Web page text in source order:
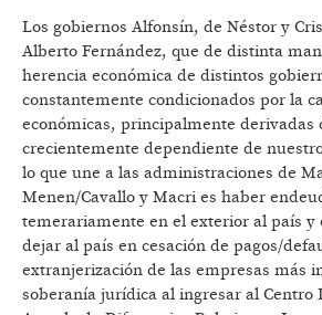
Los gobiernos Alfonsín, de Néstor y
Alberto Fernández, que de distinta
herencia económica de distintos
constantemente condicionados por la
económicas, principalmente derivadas
crecientemente dependiente de
lo que une a las administraciones de
Menen/Cavallo y Macri es haber
temerariamente en el exterior al país y
dejar al país en cesación de pagos/
extranjerización de las empresas más
soberanía jurídica al ingresar al Centro